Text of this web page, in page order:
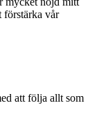
förstärka vår
att följa allt som